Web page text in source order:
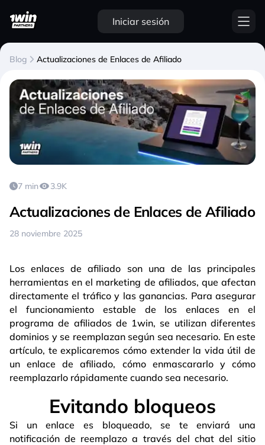
Iniciar sesión
Blog Actualizaciones de Enlaces de Afiliado
7 min 3.9K
Actualizaciones de Enlaces de Afiliado
28 noviembre 2025
Los enlaces de afiliado son una de las principales
herramientas en el marketing de afiliados, que afectan
directamente el tráfico y las ganancias. Para asegurar
el funcionamiento estable de los enlaces en el
programa de afiliados de 1win, se utilizan diferentes
dominios y se reemplazan según sea necesario. En este
artículo, te explicaremos cómo extender la vida útil de
un enlace de afiliado, cómo enmascararlo y cómo
reemplazarlo rápidamente cuando sea necesario.
Evitando bloqueos
Si un enlace es bloqueado, se te enviará una
notificación de reemplazo a través del chat del sitio